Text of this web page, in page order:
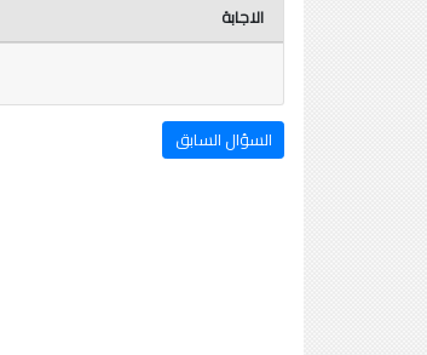
الاجابة
السؤال السابق